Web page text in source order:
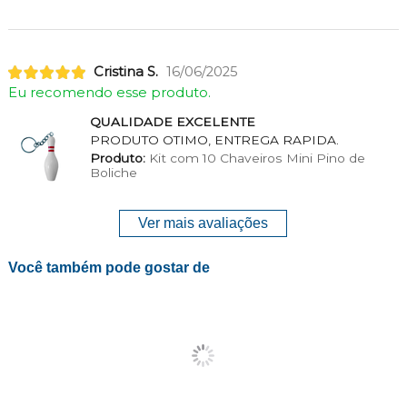
Cristina S. 16/06/2025
Eu recomendo esse produto.
QUALIDADE EXCELENTE
PRODUTO OTIMO, ENTREGA RAPIDA.
Produto:Kit com 10 Chaveiros Mini Pino de
Boliche
Ver mais avaliações
Você também pode gostar de